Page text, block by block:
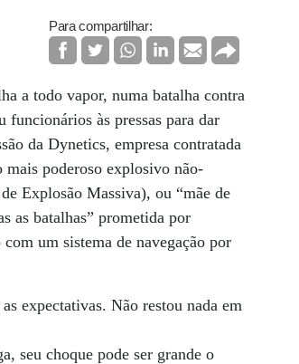
Para compartilhar:
a todo vapor, numa batalha contra
às pressas para dar
da Dynetics, empresa contratada
poderoso explosivo não-
Explosão Massiva), ou “mãe de
as batalhas” prometida por
um sistema de navegação por
expectativas. Não restou nada em
seu choque pode ser grande o